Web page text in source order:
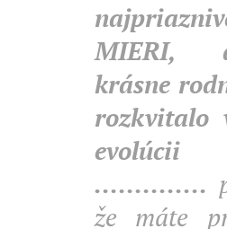
MIERI,
krásne
rozkvitalo
evolúcii
..............
že máte